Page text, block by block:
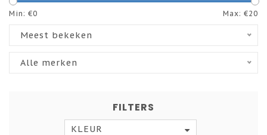
Min: €0 Max: €20
Meest bekeken
Alle merken
FILTERS
KLEUR